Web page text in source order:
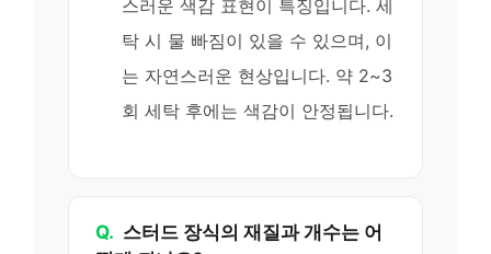
스러운 색감 표현이 특징입니다. 세
탁 시 물 빠짐이 있을 수 있으며, 이
는 자연스러운 현상입니다. 약 2~3
회 세탁 후에는 색감이 안정됩니다.
Q. 스터드 장식의 재질과 개수는 어